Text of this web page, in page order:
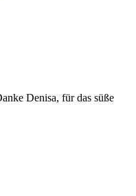
Denisa, für das süße